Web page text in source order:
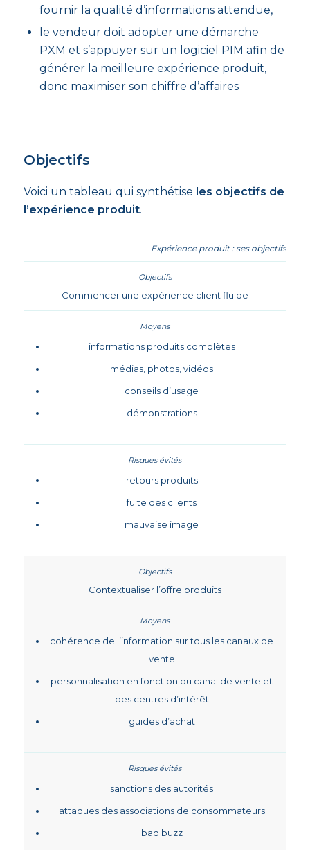
fournir la qualité d’informations attendue,
le vendeur doit adopter une démarche
PXM et s’appuyer sur un logiciel PIM afin de
générer la meilleure expérience produit,
donc maximiser son chiffre d’affaires
Objectifs
Voici un tableau qui synthétise les objectifs de
l’expérience produit.
Expérience produit : ses objectifs
Commencer une expérience client fluide
informations produits complètes
médias, photos, vidéos
conseils d’usage
démonstrations
retours produits
fuite des clients
mauvaise image
Contextualiser l’offre produits
cohérence de l’information sur tous les canaux de
vente
personnalisation en fonction du canal de vente et
des centres d’intérêt
guides d’achat
sanctions des autorités
attaques des associations de consommateurs
bad buzz